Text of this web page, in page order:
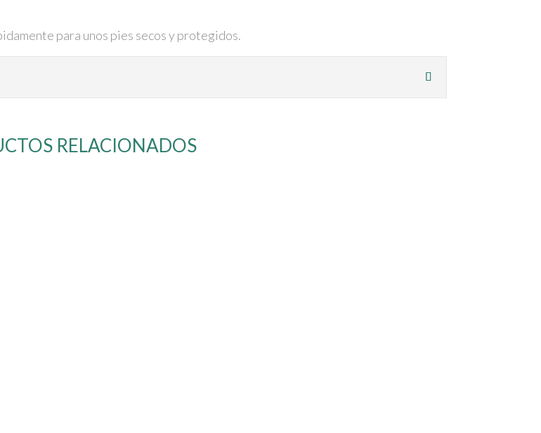
para unos pies secos y protegidos.
RELACIONADOS